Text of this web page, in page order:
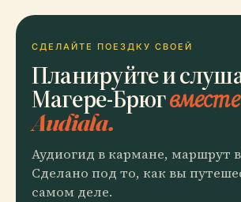
СДЕЛАЙТЕ ПОЕЗДКУ СВОЕЙ
Планируйте и
Магере-Брюгвместе
Audiala.
Аудиогид в кармане, маршрут в
Сделано под то, как вы
самом деле.